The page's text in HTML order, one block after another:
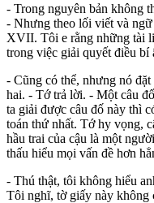
- Trong nguyên bản không
- Nhưng theo lối viết và
XVII. Tôi e rằng những tài
trong việc giải quyết điều bí
- Cũng có thể, nhưng nó
hai. - Tớ trả lời. - Một câu
ta giải được câu đố này thì
toán thứ nhất. Tớ hy vọng,
hầu trai của cậu là một
thấu hiểu mọi vấn đề hơn
- Thú thật, tôi không hiểu
Tôi nghĩ, tờ giấy này không